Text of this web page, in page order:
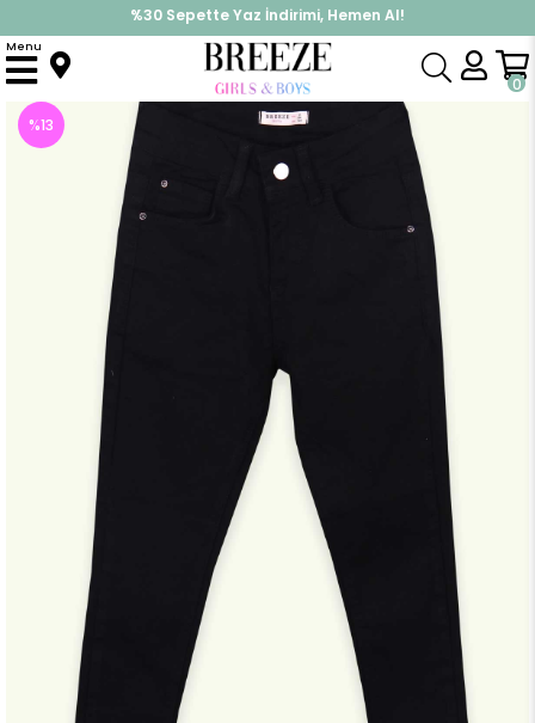
%30 Sepette Yaz İndirimi, Hemen Al!
İndirimlere ek %10 İndirimi Kap, Hemen Üye Ol!
0
Menu
Anasayfa Alt Giyim Tayt
%13